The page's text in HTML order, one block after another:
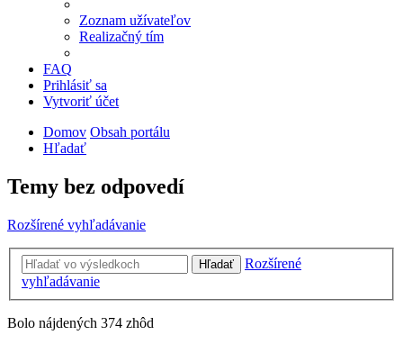
Zoznam užívateľov
Realizačný tím
FAQ
Prihlásiť sa
Vytvoriť účet
Domov Obsah portálu
Hľadať
Temy bez odpovedí
Rozšírené vyhľadávanie
Hľadať
Rozšírené
vyhľadávanie
Bolo nájdených 374 zhôd